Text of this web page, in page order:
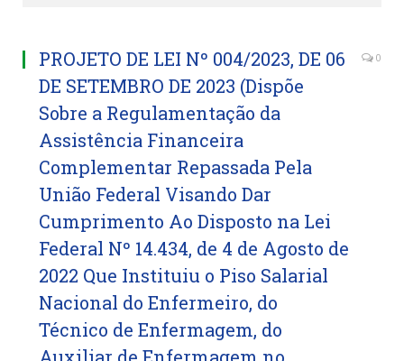
PROJETO DE LEI Nº 004/2023, DE 06
DE SETEMBRO DE 2023 (Dispõe
Sobre a Regulamentação da
Assistência Financeira
Complementar Repassada Pela
União Federal Visando Dar
Cumprimento Ao Disposto na Lei
Federal Nº 14.434, de 4 de Agosto de
2022 Que Instituiu o Piso Salarial
Nacional do Enfermeiro, do
Técnico de Enfermagem, do
Auxiliar de Enfermagem no
0